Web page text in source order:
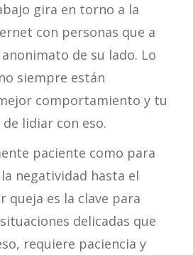
gira en torno a la
con personas que a
de su lado. Lo
siempre están
comportamiento y tu
lidiar con eso.
paciente como para
negatividad hasta el
queja es la clave para
delicadas que
requiere paciencia y